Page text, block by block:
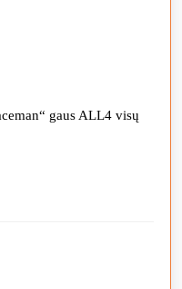
gaus ALL4 visų